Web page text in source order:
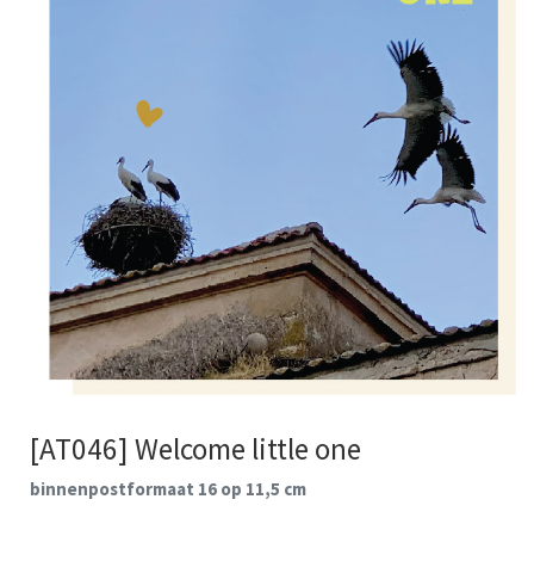
[AT046] Welcome little one
binnenpostformaat 16 op 11,5 cm